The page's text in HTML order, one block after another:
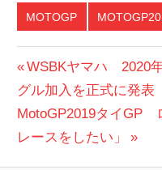
MOTOGP
投
稿
ナ
前
の
投
稿:
WSBKヤマハ 2020
グル加入を正式に発表
次
の
MotoGP2019タイGP
レースをしたい」